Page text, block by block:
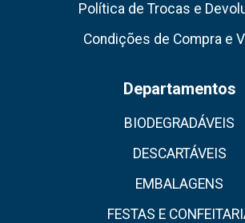
Política de Trocas e
Condições de Compra e
Departamentos
BIODEGRADÁVEIS
DESCARTÁVEIS
EMBALAGENS
FESTAS E